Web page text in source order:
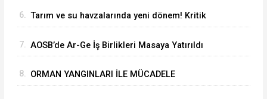
6. Tarım ve su havzalarında yeni dönem! Kritik
7. AOSB’de Ar-Ge İş Birlikleri Masaya Yatırıldı
8. ORMAN YANGINLARI İLE MÜCADELE